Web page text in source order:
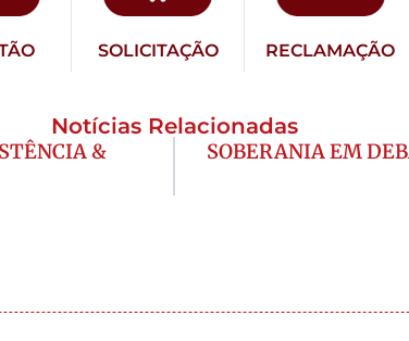
SOLICITAÇÃO RECLAMAÇÃO
Notícias Relacionadas
&
SOBERANIA EM